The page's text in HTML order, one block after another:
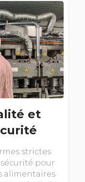
et
strictes
pour
alimentaires